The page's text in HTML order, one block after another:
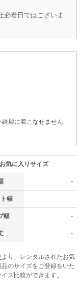
必着日ではございま
麗に着こなせません
お気に入りサイズ
-
幅 -
幅 -
-
より、レンタルされたお気
品のサイズをご登録をいた
ズ比較ができます。